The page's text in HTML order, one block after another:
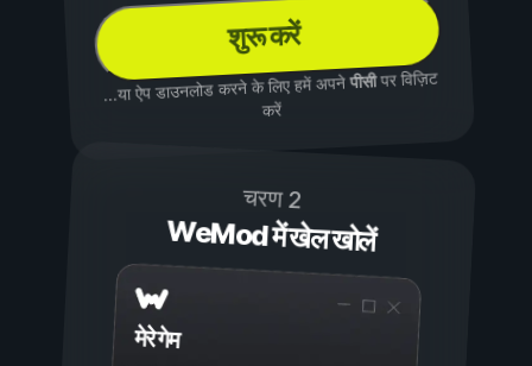
शुरू करें
...या ऐप डाउनलोड करने के लिए हमें अपनेपीसीपर विज़िट
करें
चरण 2
WeMod में खेल खोलें
मेरे गेम